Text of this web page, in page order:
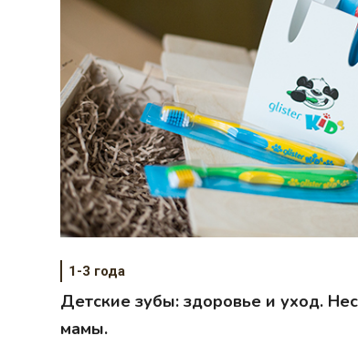
1-3 года
Детские зубы: здоровье и уход.
мамы.